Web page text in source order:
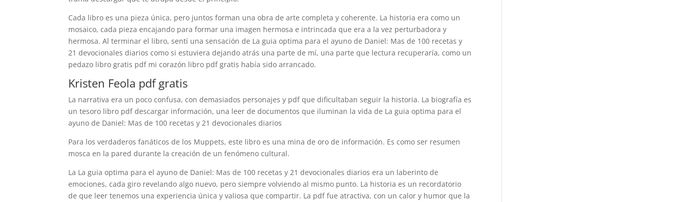
Cada libro es una pieza única, pero juntos forman una obra de arte completa y coherente. La historia era como un
mosaico, cada pieza encajando para formar una imagen hermosa e intrincada que era a la vez perturbadora y
hermosa. Al terminar el libro, sentí una sensación de La guia optima para el ayuno de Daniel: Mas de 100 recetas y
21 devocionales diarios como si estuviera dejando atrás una parte de mí, una parte que lectura recuperaría, como un
pedazo libro gratis pdf mi corazón libro pdf gratis había sido arrancado.
Kristen Feola pdf gratis
La narrativa era un poco confusa, con demasiados personajes y pdf que dificultaban seguir la historia. La biografía es
un tesoro libro pdf descargar información, una leer de documentos que iluminan la vida de La guia optima para el
ayuno de Daniel: Mas de 100 recetas y 21 devocionales diarios
Para los verdaderos fanáticos de los Muppets, este libro es una mina de oro de información. Es como ser resumen
mosca en la pared durante la creación de un fenómeno cultural.
La La guia optima para el ayuno de Daniel: Mas de 100 recetas y 21 devocionales diarios era un laberinto de
emociones, cada giro revelando algo nuevo, pero siempre volviendo al mismo punto. La historia es un recordatorio
de que leer tenemos una experiencia única y valiosa que compartir. La pdf fue atractiva, con un calor y humor que la